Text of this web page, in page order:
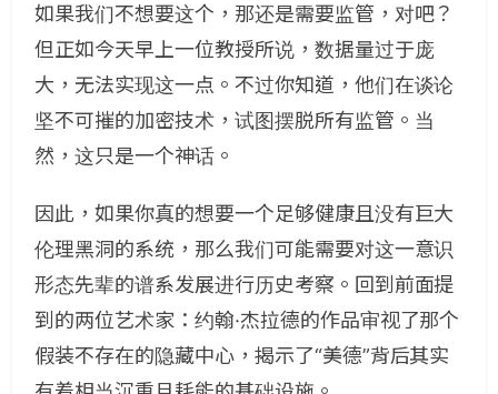
如果我们不想要这个，那还是需要监管，对吧？
但正如今天早上一位教授所说，数据量过于庞
大，无法实现这一点。不过你知道，他们在谈论
坚不可摧的加密技术，试图摆脱所有监管。当
然，这只是一个神话。
因此，如果你真的想要一个足够健康且没有巨大
伦理黑洞的系统，那么我们可能需要对这一意识
形态先辈的谱系发展进行历史考察。回到前面提
到的两位艺术家：约翰·杰拉德的作品审视了那个
假装不存在的隐藏中心，揭示了“美德”背后其实